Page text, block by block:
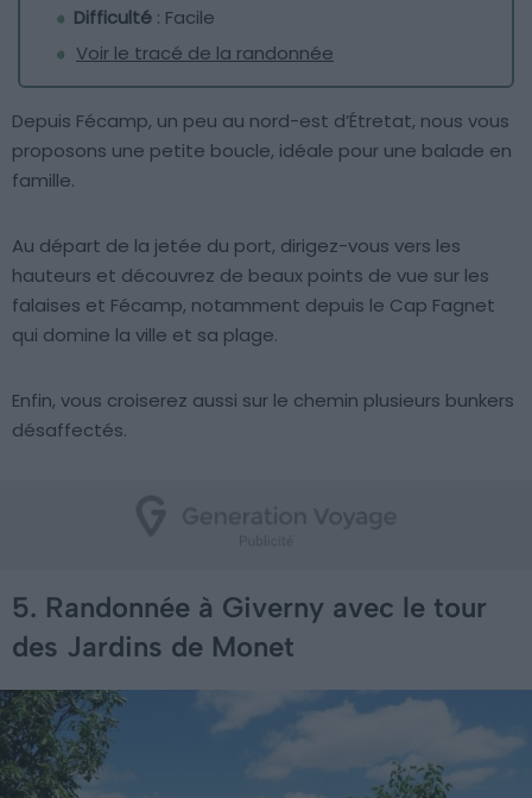
Difficulté : Facile
Voir le tracé de la randonnée
Depuis Fécamp, un peu au nord-est d’Étretat, nous vous
proposons une petite boucle, idéale pour une balade en
famille.
Au départ de la jetée du port, dirigez-vous vers les
hauteurs et découvrez de beaux points de vue sur les
falaises et Fécamp, notamment depuis le Cap Fagnet
qui domine la ville et sa plage.
Enfin, vous croiserez aussi sur le chemin plusieurs bunkers
désaffectés.
5. Randonnée à Giverny avec le tour
des Jardins de Monet